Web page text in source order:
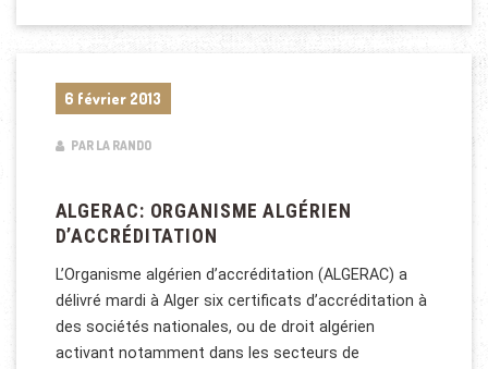
6 février 2013
PAR LA RANDO
ALGERAC: ORGANISME ALGÉRIEN
D’ACCRÉDITATION
L’Organisme algérien d’accréditation (ALGERAC) a
délivré mardi à Alger six certificats d’accréditation à
des sociétés nationales, ou de droit algérien
activant notamment dans les secteurs de